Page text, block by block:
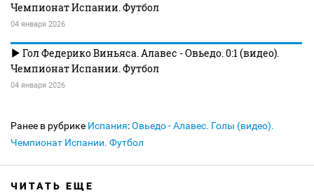
Чемпионат Испании. Футбол
04 января 2026
Гол Федерико Виньяса. Алавес - Овьедо. 0:1 (видео).
Чемпионат Испании. Футбол
04 января 2026
Ранее в рубрике Испания:Овьедо - Алавес. Голы (видео).
Чемпионат Испании. Футбол
ЧИТАТЬ ЕЩЕ